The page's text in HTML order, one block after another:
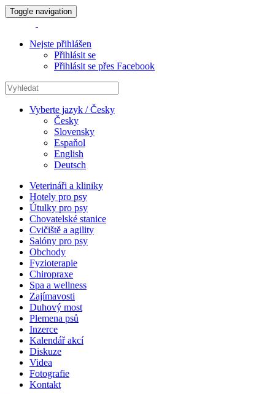
Toggle navigation
Nejste přihlášen
Přihlásit se
Přihlásit se přes Facebook
Vyberte jazyk / Česky
Česky
Slovensky
Espaňol
English
Deutsch
Veterináři a kliniky
Hotely pro psy
Útulky pro psy
Chovatelské stanice
Cvičiště a agility
Salóny pro psy
Obchody
Fyzioterapie
Chiropraxe
Spa a wellness
Zajímavosti
Duhový most
Plemena psů
Inzerce
Kalendář akcí
Diskuze
Videa
Fotografie
Kontakt